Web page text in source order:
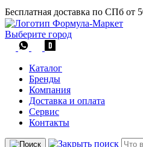
Бесплатная доставка по СПб от
Выберите город
Каталог
Бренды
Компания
Доставка и оплата
Сервис
Контакты